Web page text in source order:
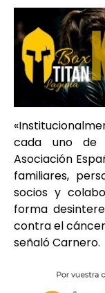
cada uno de
Asociación
familiares,
socios y
forma
contra el
señaló Carnero.